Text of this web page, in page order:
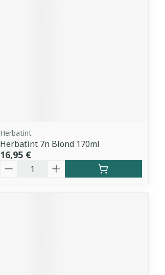
Herbatint
Herbatint 7n Blond 170ml
16,95 €
Quantité